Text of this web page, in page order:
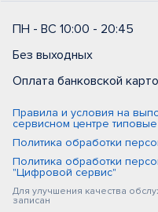
ПН - ВС 10:00 - 20:45
Без выходных
Оплата банковской
Правила и условия на
сервисном центре
Политика обработки
Политика обработки
"Цифровой сервис"
Для улучшения качества
записан